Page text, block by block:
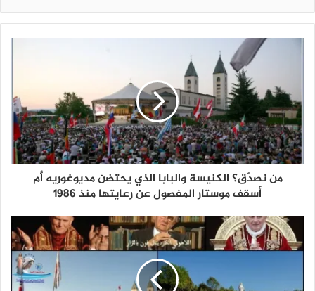
من نصدّق؟ الكنيسة والبابا الذي يحتضن مديوغوريه أم
أسقف موستار المفصول عن رعايتها منذ 1986